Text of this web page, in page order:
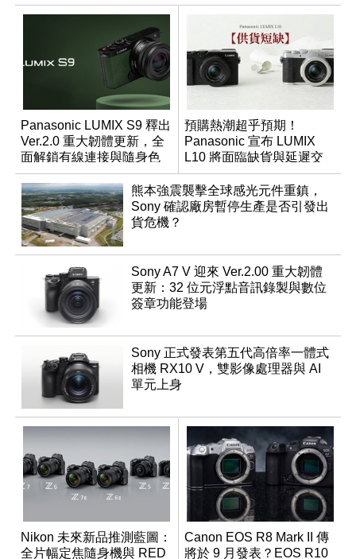
Panasonic LUMIX S9 釋出
Ver.2.0 重大韌體更新，全
面解鎖有線連接與隨身色
調編輯
預購熱潮超乎預期！
Panasonic 宣布 LUMIX
L10 將面臨缺貨與延遲交
貨時間
熊本強震襲擊全球感光元件重鎮，
Sony 確認廠房暫停生產是否引發出
貨危機？
Sony A7 V 迎來 Ver.2.00 重大韌體
更新：32 位元浮點音訊錄製與數位
簽章功能登場
Sony 正式發表第五代高倍率一體式
相機 RX10 V，雙影像處理器與 AI
單元上身
Nikon 未來新品推測藍圖：
全片幅定焦隨身機與 RED
Canon EOS R8 Mark II 傳
將於 9 月發表？EOS R10